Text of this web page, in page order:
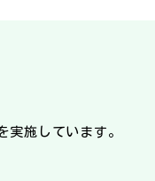
施しています。